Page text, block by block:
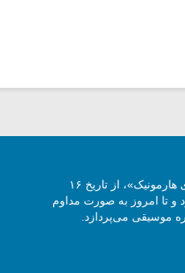
مجله آنلاین موسیقی «گفتگوی هارمونیک»، از تاریخ ۱۶
به کار کرد و تا امروز به صورت مداوم
موسیقی می‌پردازد.